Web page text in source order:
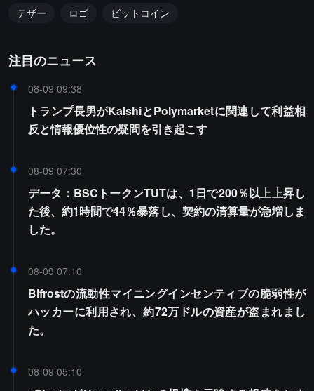
テザー ロゴ ビットコイン
注目のニュース
08-09 09:38
トランプ長男がKalshiとPolymarketに関連して利益相
反と情報優位性の疑問を引き起こす
08-09 07:30
データ：BSCトークンTUTは、1日で200％以上上昇し
た後、約1時間で44％暴落し、契約の清算量が急増しま
した。
08-09 07:10
Bifrostの流動性マイニングインセンティブの脆弱性が
ハッカーに利用され、約72万ドルの資産が盗まれまし
た。
08-09 05:10